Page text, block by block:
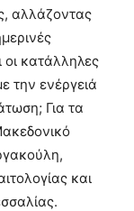
αλλάζοντας
οι κατάλληλες
την ενέργειά
Για τα
και